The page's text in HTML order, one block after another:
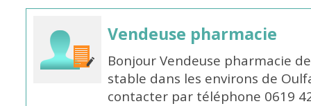
Vendeuse pharmacie
Bonjour Vendeuse pharmacie
stable dans les environs de
contacter par téléphone 0619